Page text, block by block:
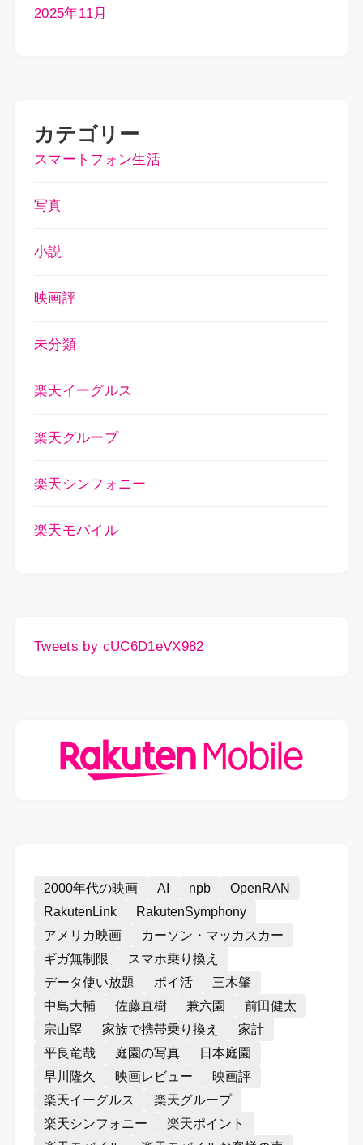
2025年11月
カテゴリー
スマートフォン生活
写真
小説
映画評
未分類
楽天イーグルス
楽天グループ
楽天シンフォニー
楽天モバイル
Tweets by cUC6D1eVX982
2000年代の映画 AI npb
OpenRAN
RakutenLink
RakutenSymphony
アメリカ映画
カーソン・マッカスカー
ギガ無制限
スマホ乗り換え
データ使い放題
ポイ活
三木肇
中島大輔
佐藤直樹 兼六園
前田健太
宗山塁
家族で携帯乗り換え
家計
平良竜哉
庭園の写真
日本庭園
早川隆久
映画レビュー
映画評
楽天イーグルス
楽天グループ
楽天シンフォニー
楽天ポイント